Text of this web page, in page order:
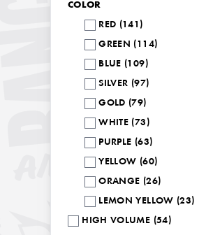
COLOR
RED (141)
GREEN (114)
BLUE (109)
SILVER (97)
GOLD (79)
WHITE (73)
PURPLE (63)
YELLOW (60)
ORANGE (26)
LEMON YELLOW (23)
HIGH VOLUME (54)